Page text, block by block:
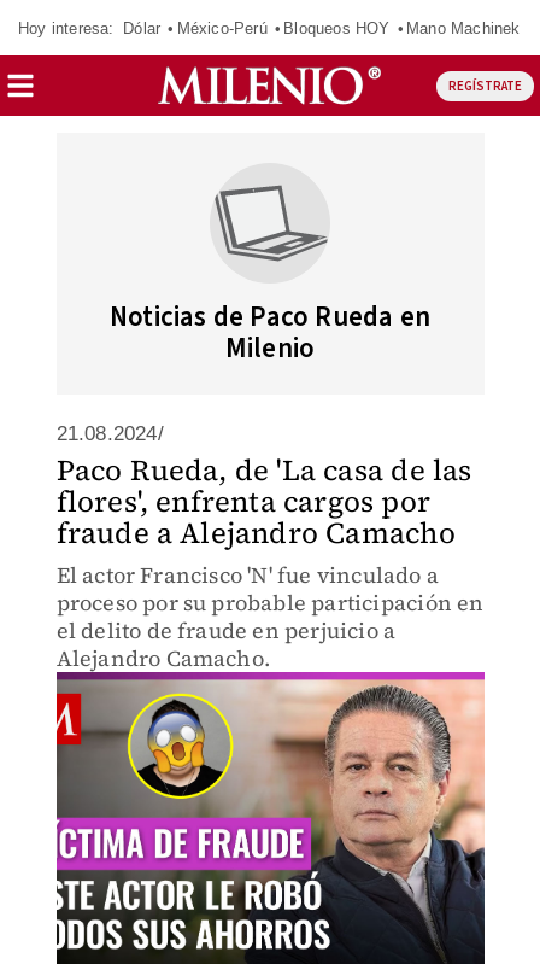
Hoy interesa: Dólar México-Perú Bloqueos HOY Mano Machinek
REGÍSTRATE
Noticias de Paco Rueda en
Milenio
21.08.2024/
Paco Rueda, de 'La casa de las
flores', enfrenta cargos por
fraude a Alejandro Camacho
El actor Francisco 'N' fue vinculado a
proceso por su probable participación en
el delito de fraude en perjuicio a
Alejandro Camacho.